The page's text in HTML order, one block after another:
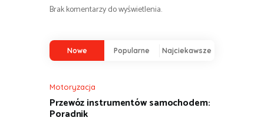
Brak komentarzy do wyświetlenia.
Nowe Popularne Najciekawsze
Motoryzacja
Przewóz instrumentów samochodem:
Poradnik